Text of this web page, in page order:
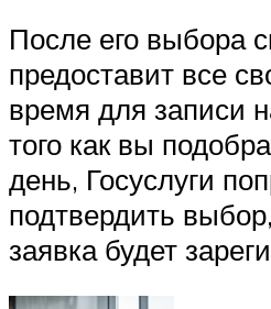
После его выбора
предоставит все
время для записи
того как вы
день, Госуслуги
подтвердить
заявка будет